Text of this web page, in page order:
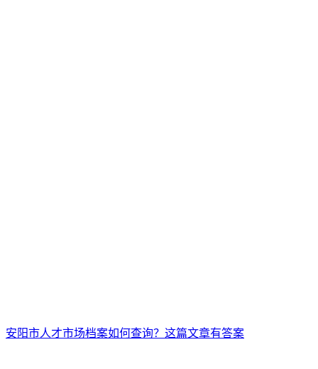
安阳市人才市场档案如何查询？这篇文章有答案